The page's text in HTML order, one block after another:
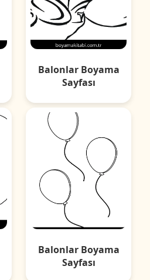
Balonlar Boyama
Sayfası
Balonlar Boyama
Sayfası